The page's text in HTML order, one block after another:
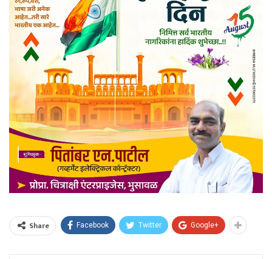
Share Facebook Twitter Google+